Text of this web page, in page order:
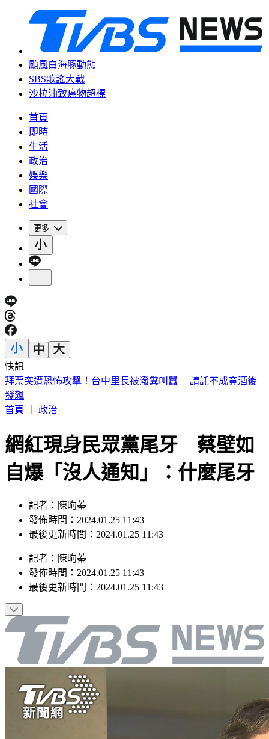
颱風白海豚動態
SBS歌謠大戰
沙拉油致癌物超標
首頁
即時
生活
政治
娛樂
國際
社會
更多
快訊
北市6旬老姊姊大街狂毆56歲弟 背後心酸原因曝
首頁
網紅現身民眾黨尾牙 蔡壁如
自爆「沒人通知」：什麼尾牙
發佈時間：2024.01.25 11:43
最後更新時間：2024.01.25 11:43
發佈時間：2024.01.25 11:43
最後更新時間：2024.01.25 11:43